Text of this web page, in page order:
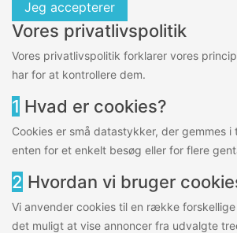
Jeg accepterer
Vores privatlivspolitik
Vores privatlivspolitik forklarer vores
har for at kontrollere dem.
1 Hvad er cookies?
Cookies er små datastykker, der gemmes
enten for et enkelt besøg eller for flere
2 Hvordan vi bruger
Vi anvender cookies til en række
det muligt at vise annoncer fra udvalgte